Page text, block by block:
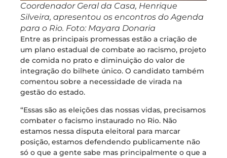
Coordenador Geral da Casa, Henrique
Silveira, apresentou os encontros do Agenda
para o Rio. Foto: Mayara Donaria
Entre as principais promessas estão a criação de
um plano estadual de combate ao racismo, projeto
de comida no prato e diminuição do valor de
integração do bilhete único. O candidato também
comentou sobre a necessidade de virada na
gestão do estado.
“Essas são as eleições das nossas vidas, precisamos
combater o facismo instaurado no Rio. Não
estamos nessa disputa eleitoral para marcar
posição, estamos defendendo publicamente não
só o que a gente sabe mas principalmente o que a